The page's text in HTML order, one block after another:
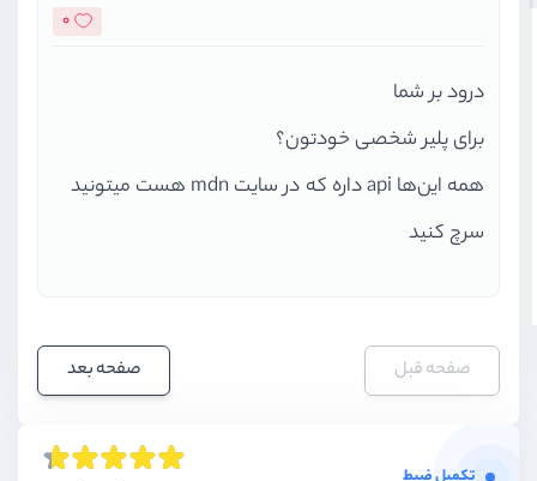
0
درود بر شما
برای پلیر شخصی خودتون؟
همه این‌ها api داره که در سایت mdn هست میتونید
سرچ کنید
صفحه بعد صفحه قبل